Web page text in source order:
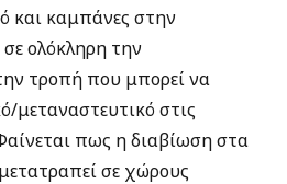
και καμπάνες στην
ολόκληρη την
τροπή που μπορεί να
μεταναστευτικό στις
πως η διαβίωση στα
σε χώρους